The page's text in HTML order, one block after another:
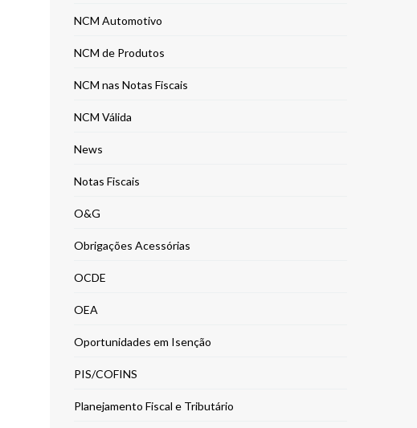
NCM Automotivo
NCM de Produtos
NCM nas Notas Fiscais
NCM Válida
News
Notas Fiscais
O&G
Obrigações Acessórias
OCDE
OEA
Oportunidades em Isenção
PIS/COFINS
Planejamento Fiscal e Tributário